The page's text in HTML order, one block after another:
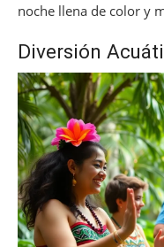
noche llena de color y
Diversión